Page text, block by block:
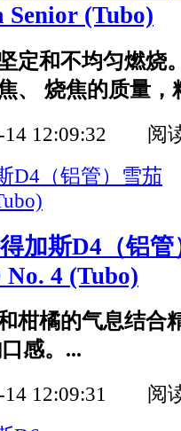
Senior (Tubo)
定和不均匀燃烧
、 烧焦的质量，
14 12:09:32 阅
加斯D4（铝管
No. 4 (Tubo)
柑橘的气息结合
感。...
14 12:09:31 阅